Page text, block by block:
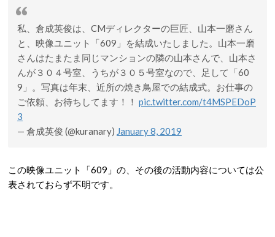
私、倉成英俊は、CMディレクターの巨匠、山本一磨さん
と、映像ユニット「609」を結成いたしました。山本一磨
さんはたまたま同じマンションの隣の山本さんで、山本さ
んが３０４号室、うちが３０５号室なので、足して「60
9」。写真は年末、近所の焼き鳥屋での結成式。お仕事の
ご依頼、お待ちしてます！！ pic.twitter.com/t4MSPEDoP
3
— 倉成英俊 (@kuranary) January 8, 2019
この映像ユニット「609」の、その後の活動内容については公
表されておらず不明です。